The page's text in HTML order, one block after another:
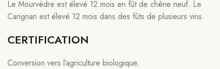
Le Mourvèdre est élevé 12 mois en fût de chêne neuf. Le
Carignan est élevé 12 mois dans des fûts de plusieurs vins.
CERTIFICATION
Conversion vers l’agriculture biologique.